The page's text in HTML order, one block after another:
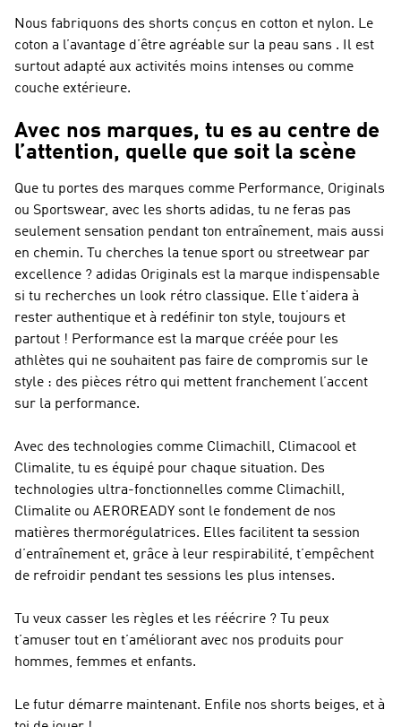
Nous fabriquons des shorts conçus en cotton et nylon. Le
coton a l’avantage d’être agréable sur la peau sans . Il est
surtout adapté aux activités moins intenses ou comme
couche extérieure.
Avec nos marques, tu es au centre de
l’attention, quelle que soit la scène
Que tu portes des marques comme Performance, Originals
ou Sportswear, avec les shorts adidas, tu ne feras pas
seulement sensation pendant ton entraînement, mais aussi
en chemin. Tu cherches la tenue sport ou streetwear par
excellence ? adidas Originals est la marque indispensable
si tu recherches un look rétro classique. Elle t’aidera à
rester authentique et à redéfinir ton style, toujours et
partout ! Performance est la marque créée pour les
athlètes qui ne souhaitent pas faire de compromis sur le
style : des pièces rétro qui mettent franchement l’accent
sur la performance.
Avec des technologies comme Climachill, Climacool et
Climalite, tu es équipé pour chaque situation. Des
technologies ultra-fonctionnelles comme Climachill,
Climalite ou AEROREADY sont le fondement de nos
matières thermorégulatrices. Elles facilitent ta session
d’entraînement et, grâce à leur respirabilité, t’empêchent
de refroidir pendant tes sessions les plus intenses.
Tu veux casser les règles et les réécrire ? Tu peux
t’amuser tout en t’améliorant avec nos produits pour
hommes, femmes et enfants.
Le futur démarre maintenant. Enfile nos shorts beiges, et à